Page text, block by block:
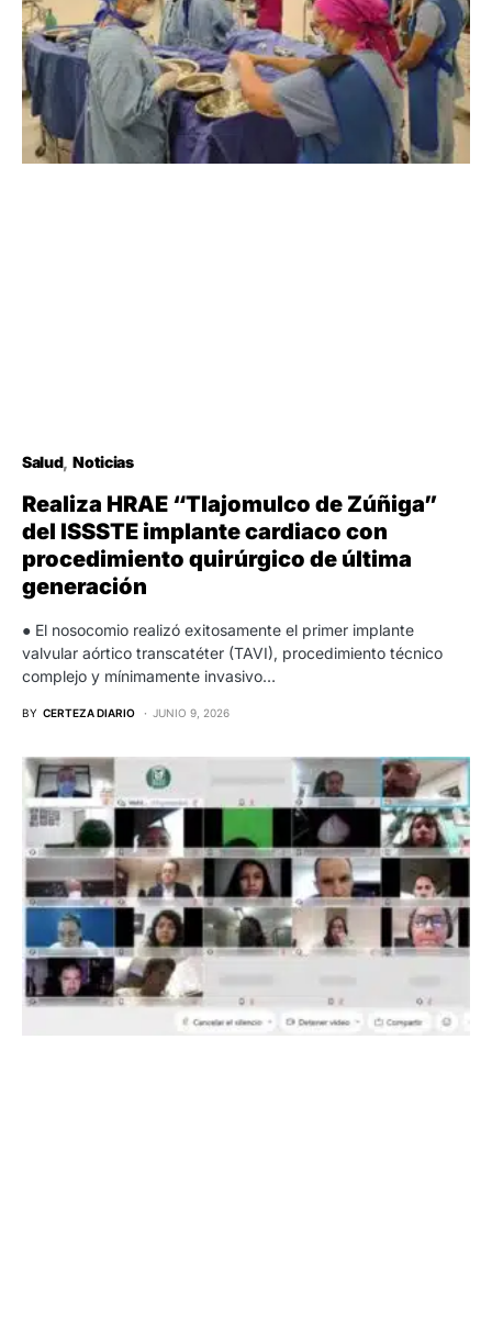
Salud Noticias
Realiza HRAE “Tlajomulco de Zúñiga”
del ISSSTE implante cardiaco con
procedimiento quirúrgico de última
generación
● El nosocomio realizó exitosamente el primer implante
valvular aórtico transcatéter (TAVI), procedimiento técnico
complejo y mínimamente invasivo…
BY CERTEZA DIARIO JUNIO 9, 2026